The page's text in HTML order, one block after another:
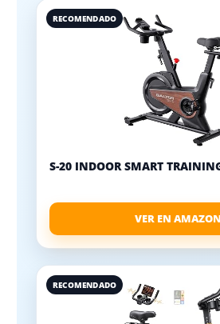
RECOMENDADO
S-20 INDOOR SMART
VER EN AMAZON
RECOMENDADO